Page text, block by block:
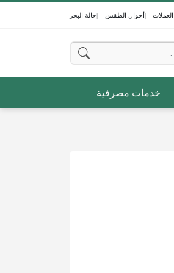
أحوال الطقس حالة البحر
خدمات مصرفية